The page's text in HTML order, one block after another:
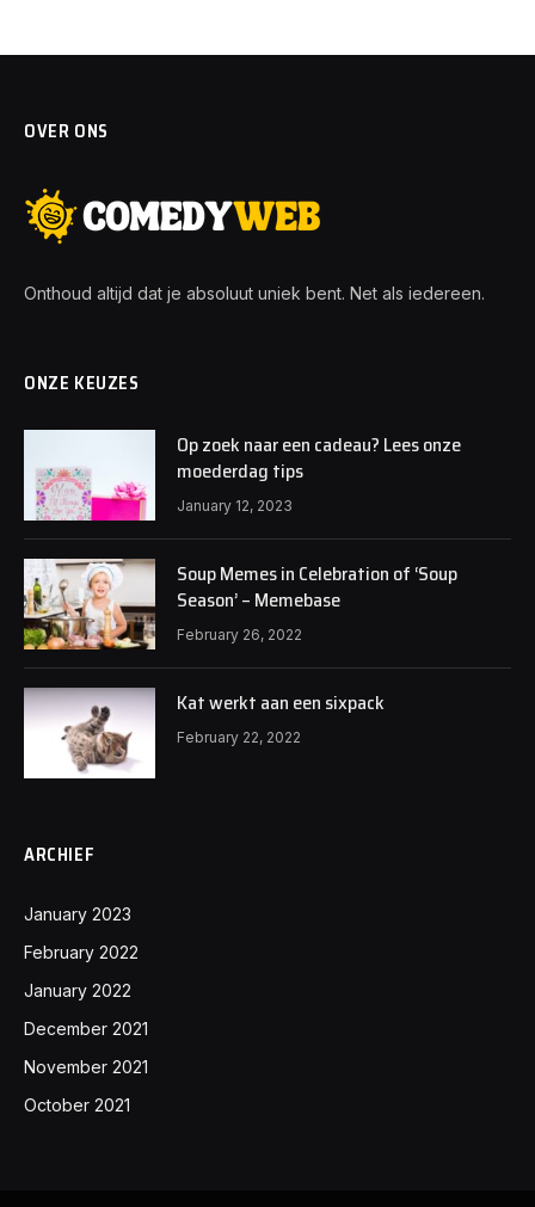
OVER ONS
Onthoud altijd dat je absoluut uniek bent. Net als iedereen.
ONZE KEUZES
Op zoek naar een cadeau? Lees onze
moederdag tips
January 12, 2023
Soup Memes in Celebration of ‘Soup
Season’ – Memebase
February 26, 2022
Kat werkt aan een sixpack
February 22, 2022
ARCHIEF
January 2023
February 2022
January 2022
December 2021
November 2021
October 2021